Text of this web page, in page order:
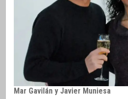
Mar Gavilán y Javier Muniesa